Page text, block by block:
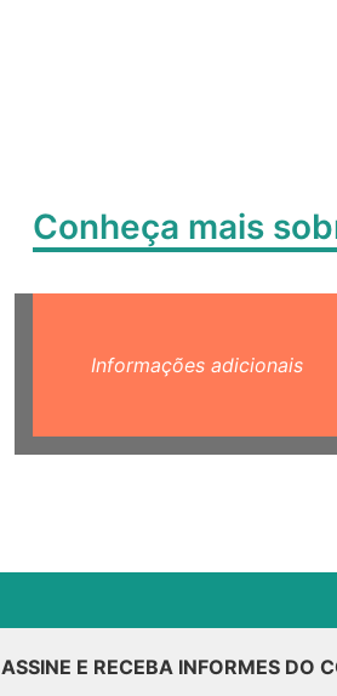
Conheça mais
Informações adicionais
ASSINE E RECEBA INFORMES DO